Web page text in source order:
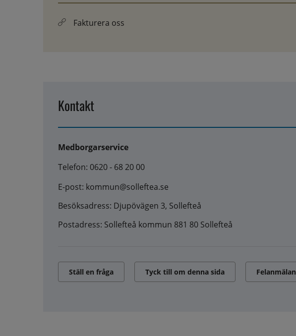
Fakturera oss
Kontakt
Medborgarservice
Telefon: 0620 - 68 20 00
E-post: kommun@solleftea.se
Besöksadress: Djupövägen 3, Sollefteå
Postadress: Sollefteå kommun 881 80 Sollefteå
Ställ en fråga Tyck till om denna sida Felanmälan